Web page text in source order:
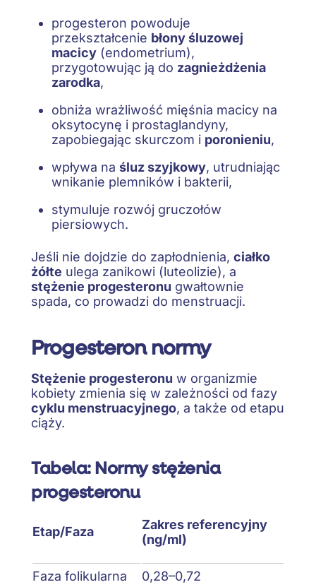
progesteron powoduje
przekształcenie błony śluzowej
macicy(endometrium),
przygotowując ją do zagnieżdżenia
zarodka,
obniża wrażliwość mięśnia macicy na
oksytocynę i prostaglandyny,
zapobiegając skurczom i poronieniu,
wpływa na śluz szyjkowy, utrudniając
wnikanie plemników i bakterii,
stymuluje rozwój gruczołów
piersiowych.
Jeśli nie dojdzie do zapłodnienia, ciałko
żółte ulega zanikowi (luteolizie), a
stężenie progesteronu gwałtownie
spada, co prowadzi do menstruacji.
Progesteron normy
Stężenie progesteronu w organizmie
kobiety zmienia się w zależności od fazy
cyklu menstruacyjnego, a także od etapu
ciąży.
Tabela: Normy stężenia
progesteronu
Etap/Faza
Zakres referencyjny
(ng/ml)
Faza folikularna 0,28–0,72